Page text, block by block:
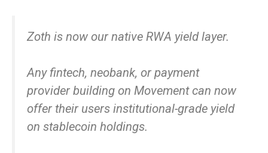
Zoth is now our native RWA yield layer.
Any fintech, neobank, or payment
provider building on Movement can now
offer their users institutional-grade yield
on stablecoin holdings.